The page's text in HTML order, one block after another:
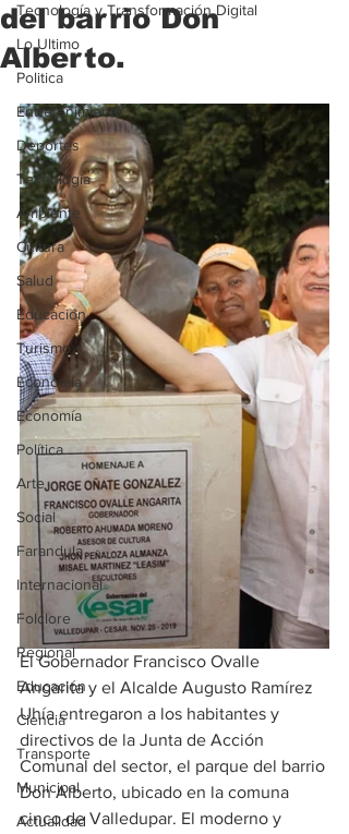
Tecnología y Transformación Digital
Lo Ultimo
Politica
Entretenimiento
Deportes
Tecnologia
Ambiente
Cultura
Salud
Educación
Turismo
Economía
Economía
Política
Arte
Social
Farandula
Internacional
Folclore
Regional
Educación
Ciencia
Transporte
Municipal
Actualidad
del barrio Don
Alberto.
El Gobernador Francisco Ovalle
Angarita y el Alcalde Augusto Ramírez
Uhía entregaron a los habitantes y
directivos de la Junta de Acción
Comunal del sector, el parque del barrio
Don Alberto, ubicado en la comuna
cinco de Valledupar. El moderno y